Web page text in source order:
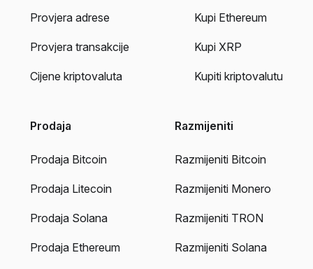
Provjera adrese
Provjera transakcije
Cijene kriptovaluta
Kupi Ethereum
Kupi XRP
Kupiti kriptovalutu
Prodaja
Prodaja Bitcoin
Prodaja Litecoin
Prodaja Solana
Prodaja Ethereum
Razmijeniti
Razmijeniti Bitcoin
Razmijeniti Monero
Razmijeniti TRON
Razmijeniti Solana